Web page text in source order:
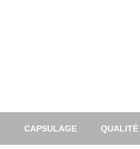
CAPSULAGE QUALITÉ